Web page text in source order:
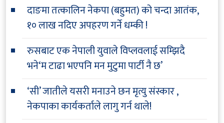
दाङमा तत्कालिन नेकपा (बहुमत) को चन्दा आतंक,
१० लाख नदिए अपहरण गर्ने धम्की !
रुसबाट एक नेपाली युवाले विप्लवलाई सम्झिदै
भने‘म टाढा भएपनि मन मुटुमा पार्टी नै छ’
‘सी’ जातीले यसरी मनाउने छन मृत्यु संस्कार ,
नेकपाका कार्यकर्ताले लागु गर्न थाले!